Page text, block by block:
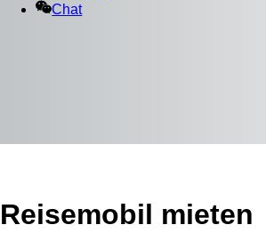
Chat
Reisemobil mieten